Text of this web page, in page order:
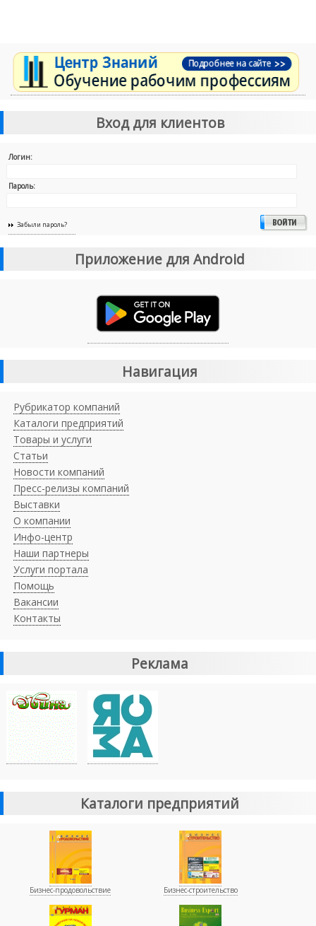
Вход для клиентов
Логин:
Пароль:
Забыли пароль?
Приложение для Android
Навигация
Рубрикатор компаний
Каталоги предприятий
Товары и услуги
Статьи
Новости компаний
Пресс-релизы компаний
Выставки
О компании
Инфо-центр
Наши партнеры
Услуги портала
Помощь
Вакансии
Контакты
Реклама
Каталоги предприятий
Бизнес-продовольствие Бизнес-строительство